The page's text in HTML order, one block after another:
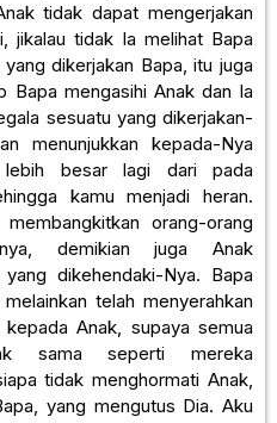
tidak dapat mengerjakan
jikalau tidak Ia melihat Bapa
dikerjakan Bapa, itu juga
Bapa mengasihi Anak dan Ia
sesuatu yang dikerjakan-
menunjukkan kepada-Nya
lebih besar lagi dari pada
kamu menjadi heran.
orang-orang
demikian juga Anak
dikehendaki-Nya. Bapa
telah menyerahkan
Anak, supaya semua
sama seperti mereka
tidak menghormati Anak,
yang mengutus Dia. Aku